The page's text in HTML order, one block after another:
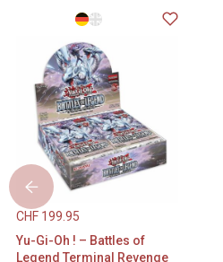
CHF 199.95
Yu-Gi-Oh ! – Battles of
Legend Terminal Revenge